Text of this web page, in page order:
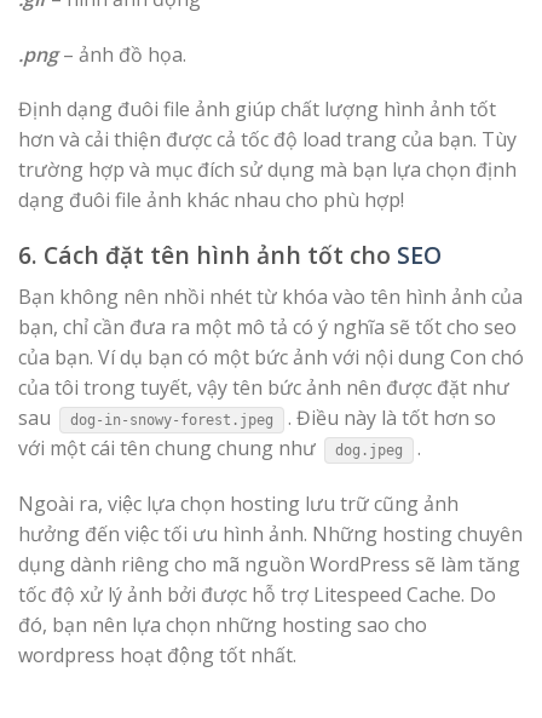
.png– ảnh đồ họa.
Định dạng đuôi file ảnh giúp chất lượng hình ảnh tốt
hơn và cải thiện được cả tốc độ load trang của bạn. Tùy
trường hợp và mục đích sử dụng mà bạn lựa chọn định
dạng đuôi file ảnh khác nhau cho phù hợp!
6. Cách đặt tên hình ảnh tốt cho SEO
Bạn không nên nhồi nhét từ khóa vào tên hình ảnh của
bạn, chỉ cần đưa ra một mô tả có ý nghĩa sẽ tốt cho seo
của bạn. Ví dụ bạn có một bức ảnh với nội dung Con chó
của tôi trong tuyết, vậy tên bức ảnh nên được đặt như
sau
dog-in-snowy-forest.jpeg
. Điều này là tốt hơn so
với một cái tên chung chung như
dog.jpeg .
Ngoài ra, việc lựa chọn hosting lưu trữ cũng ảnh
hưởng đến việc tối ưu hình ảnh. Những hosting chuyên
dụng dành riêng cho mã nguồn WordPress sẽ làm tăng
tốc độ xử lý ảnh bởi được hỗ trợ Litespeed Cache. Do
đó, bạn nên lựa chọn những hosting sao cho
wordpress hoạt động tốt nhất.